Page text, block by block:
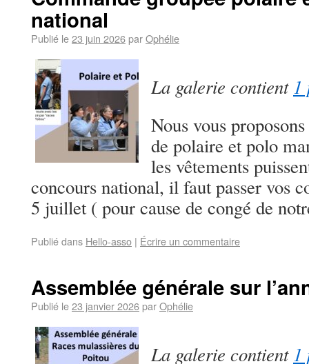
national
Publié le23 juin 2026parOphélie
La galerie contient 1
Nous vous
de polaire et polo
les vêtements
concours national, il faut passer vos
5 juillet ( pour cause de congé de
Publié dans Hello-asso | Écrire un commentaire
Assemblée générale sur
Publié le23 janvier 2026parOphélie
La galerie contient 1